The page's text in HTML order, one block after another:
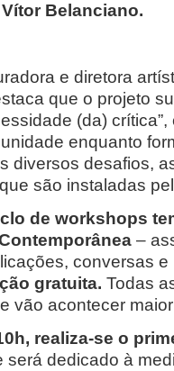
Belanciano.
e diretora
que o projeto
(da)
enquanto
diversos desafios,
são instaladas
de workshops
–
conversas
gratuita. Todas
vão acontecer
realiza-se o
será dedicado à